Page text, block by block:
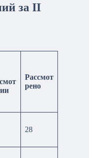
за II
Рассмот
рено
28